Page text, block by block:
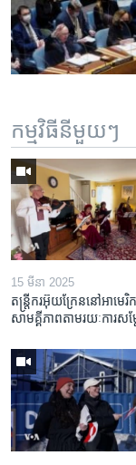
កម្មវិធី​នីមួយៗ
15 មីនា 2025
តន្ត្រីករ​អ៊ុយក្រែន​នៅ​អាមេរិ
សាមគ្គីភាព​តាម​រយៈ​ការសម្